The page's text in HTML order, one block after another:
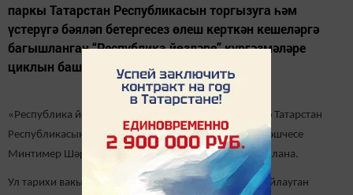
паркы Татарстан Республикасын торгызуга һәм
үстерүгә бәяләп бетергесез өлеш керткән кешеләргә
багышланган “Республика йөзләре” күргәзмәләре
циклын башлый.
«Республика йөзләре» циклыннан беренче күргәзмә Татарстан
Республикасының Беренче Президенты, Дәүләт Киңәшчесе
Минтимер Шәрип улы Шәймиев эшчәнлегенә багышлана.
Ул тарихи вакыйганың 30 еллыгына – Бөтенхалык сайлауган